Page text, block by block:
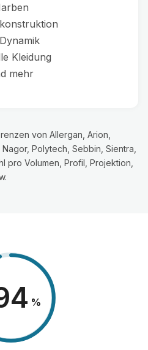
Kleidung
mehr
von Allergan, Arion,
Polytech, Sebbin, Sientra,
pro Volumen, Profil, Projektion,
%